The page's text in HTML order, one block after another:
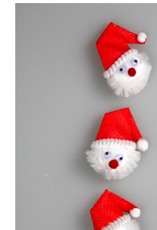
selecteren